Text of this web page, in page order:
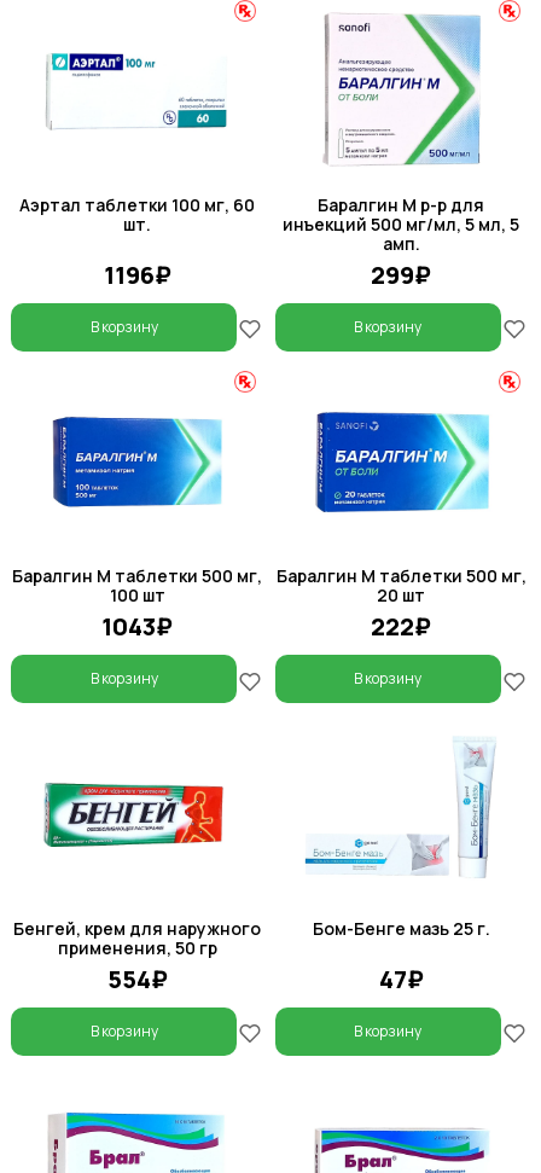
Аэртал таблетки 100 мг, 60
шт.
1196₽
В корзину
Баралгин М р-р для
инъекций 500 мг/мл, 5 мл, 5
амп.
299₽
В корзину
Баралгин М таблетки 500 мг,
100 шт
1043₽
В корзину
Баралгин М таблетки 500 мг,
20 шт
222₽
В корзину
Бенгей, крем для наружного
применения, 50 гр
554₽
В корзину
Бом-Бенге мазь 25 г.
47₽
В корзину